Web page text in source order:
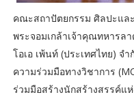
คณะสถาปัตยกรรม ศิลปะแล
พระจอมเกล้าเจ้าคุณทหารล
โอเอ เพ้นท์ (ประเทศไทย)
ความร่วมมือทางวิชาการ
ร่วมมือสร้างนักสร้างสรรค์แ